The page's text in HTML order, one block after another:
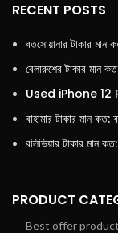
RECENT POSTS
বতসোয়ানার টাকার মান
বেলারুশের টাকার মান
Used iPhone
বাহামার টাকার মান কত:
বলিভিয়ার টাকার মান
PRODUCT
Best offer product